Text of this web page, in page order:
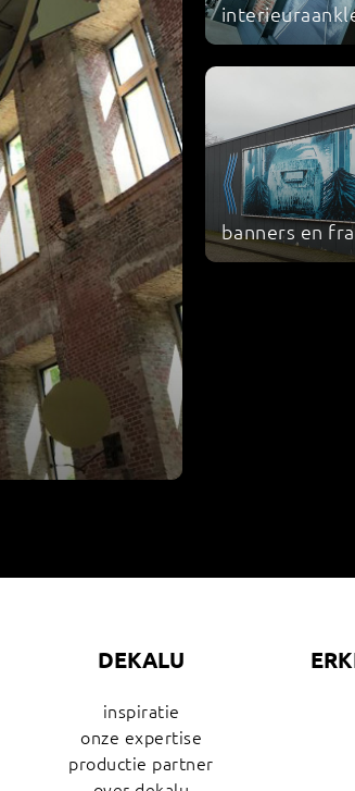
banners en
DEKALU
inspiratie
onze expertise
productie partner